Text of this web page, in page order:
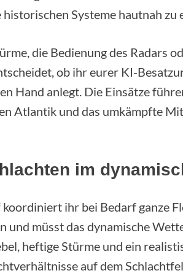
historischen Systeme hautnah zu
die Bedienung des Radars
ob ihr eurer KI-
Hand anlegt. Die Einsätze
Atlantik und das umkämpfte
im
koordiniert ihr bei Bedarf ganze
und müsst das dynamische
heftige Stürme und ein
auf dem